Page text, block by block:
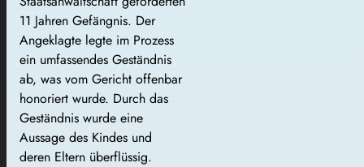
11 Jahren Gefängnis. Der
Angeklagte legte im Prozess
ein umfassendes Geständnis
ab, was vom Gericht offenbar
honoriert wurde. Durch das
Geständnis wurde eine
Aussage des Kindes und
deren Eltern überflüssig.